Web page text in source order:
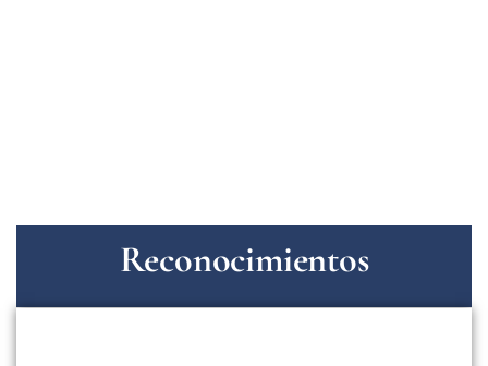
Reconocimientos